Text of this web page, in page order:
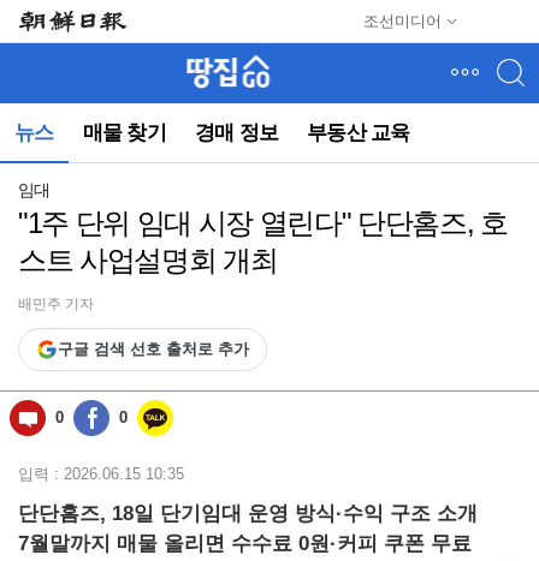
조선미디어
뉴스 매물 찾기 경매 정보 부동산 교육
뉴
(컨
동)
임대
"1주 단위 임대 시장 열린다" 단단홈즈, 호
스트 사업설명회 개최
배민주 기자
구글 검색 선호 출처로 추가
0 0
입력 : 2026.06.15 10:35
단단홈즈, 18일 단기임대 운영 방식·수익 구조 소개
7월말까지 매물 올리면 수수료 0원·커피 쿠폰 무료